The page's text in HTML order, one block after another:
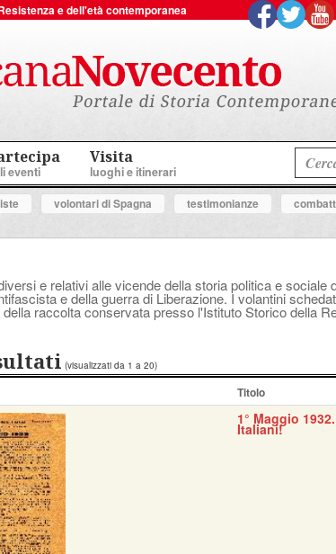
e dell'età contemporanea
eventi
Visita
luoghi e itinerari
volontari di Spagna testimonianze
e relativi alle vicende della storia politica e
e della guerra di Liberazione. I volantini
raccolta conservata presso l'Istituto Storico della
(visualizzati da 1 a 20)
Titolo
1° Maggio
Italiani!